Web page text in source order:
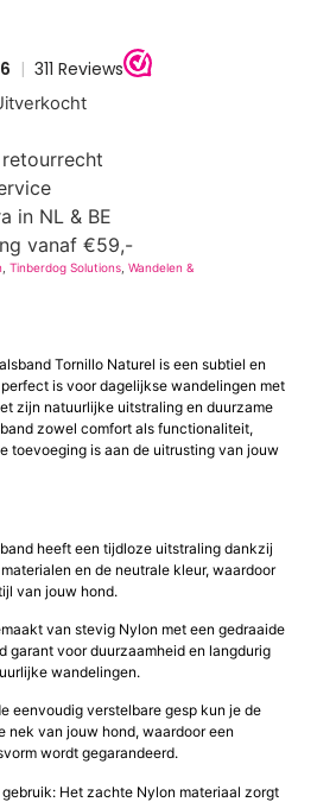
in NL & BE
vanaf €59,-
,Tinberdog Solutions ,Wandelen &
Tornillo Naturel is een subtiel en
is voor dagelijkse wandelingen met
zijn natuurlijke uitstraling en duurzame
zowel comfort als functionaliteit,
toevoeging is aan de uitrusting van jouw
heeft een tijdloze uitstraling dankzij
en de neutrale kleur, waardoor
van jouw hond.
van stevig Nylon met een gedraaide
garant voor duurzaamheid en langdurig
wandelingen.
eenvoudig verstelbare gesp kun je de
nek van jouw hond, waardoor een
wordt gegarandeerd.
Het zachte Nylon materiaal zorgt